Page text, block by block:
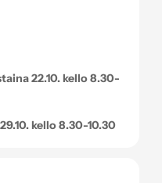
22.10. kello 8.30-
kello 8.30-10.30